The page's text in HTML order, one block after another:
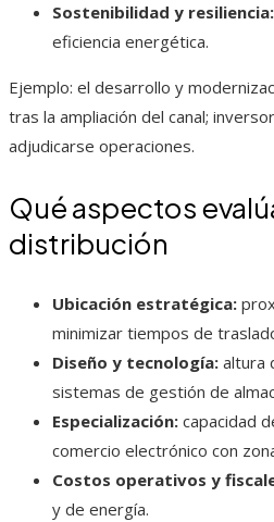
Sostenibilidad y resiliencia:
eficiencia energética.
Ejemplo: el desarrollo y
tras la ampliación del canal;
adjudicarse operaciones.
Qué aspectos
distribución
Ubicación estratégica:
minimizar tiempos de
Diseño y tecnología: altura
sistemas de gestión de
Especialización: capacidad
comercio electrónico con
Costos operativos y
y de energía.